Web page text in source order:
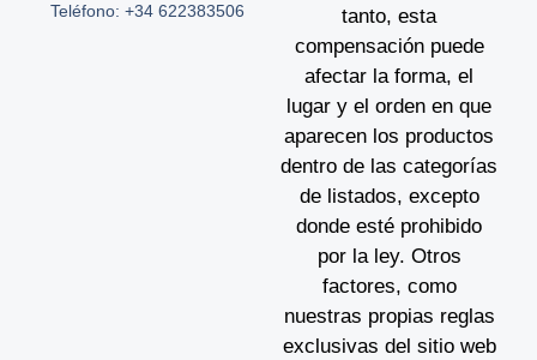
tanto, esta
compensación puede
afectar la forma, el
lugar y el orden en que
aparecen los productos
dentro de las categorías
de listados, excepto
donde esté prohibido
por la ley. Otros
factores, como
nuestras propias reglas
exclusivas del sitio web
Teléfono: +34 622383506